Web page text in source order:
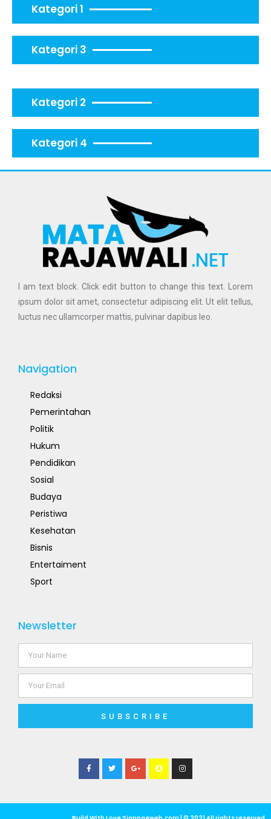
Kategori 1
Kategori 3
Kategori 2
Kategori 4
I am text block. Click edit button to change this text. Lorem
ipsum dolor sit amet, consectetur adipiscing elit. Ut elit tellus,
luctus nec ullamcorper mattis, pulvinar dapibus leo.
Navigation
Redaksi
Pemerintahan
Politik
Hukum
Pendidikan
Sosial
Budaya
Peristiwa
Kesehatan
Bisnis
Entertaiment
Sport
Newsletter
SUBSCRIBE